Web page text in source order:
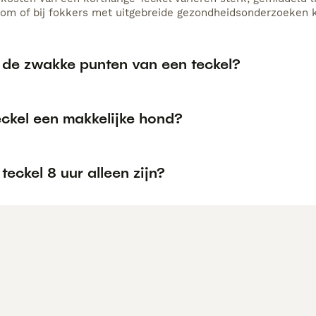
of bij fokkers met uitgebreide gezondheidsonderzoeken
zwakke punten van een teckel?
een makkelijke hond?
8 uur alleen zijn?